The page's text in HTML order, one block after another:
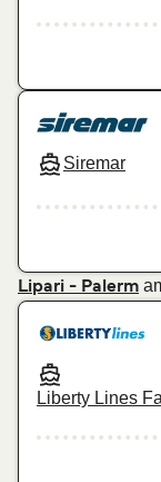
Siremar
Lipari - Palerm
Liberty Lines